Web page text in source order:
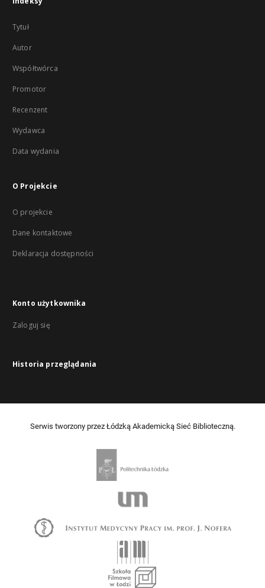
Tytuł
Autor
Współtwórca
Promotor
Recenzent
Wydawca
Data wydania
O Projekcie
O projekcie
Dane kontaktowe
Deklaracja dostępności
Konto użytkownika
Zaloguj się
Historia przeglądania
Serwis tworzony przez Łódzką Akademicką Sieć Biblioteczną.